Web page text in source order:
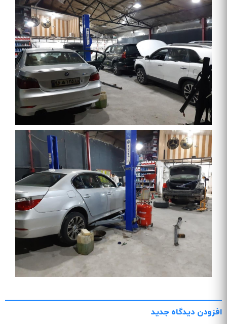
افزودن دیدگاه جدید